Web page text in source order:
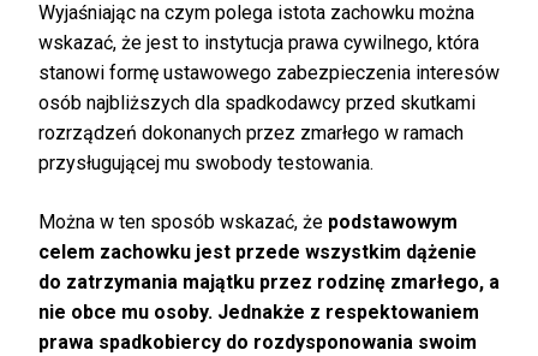
Wyjaśniając na czym polega istota zachowku można
wskazać, że jest to instytucja prawa cywilnego, która
stanowi formę ustawowego zabezpieczenia interesów
osób najbliższych dla spadkodawcy przed skutkami
rozrządzeń dokonanych przez zmarłego w ramach
przysługującej mu swobody testowania.
Można w ten sposób wskazać, że podstawowym
celem zachowku jest przede wszystkim dążenie
do zatrzymania majątku przez rodzinę zmarłego, a
nie obce mu osoby. Jednakże z respektowaniem
prawa spadkobiercy do rozdysponowania swoim